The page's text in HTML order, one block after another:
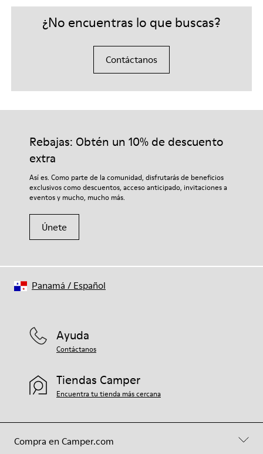
¿No encuentras lo que buscas?
Contáctanos
Rebajas: Obtén un 10% de descuento
extra
Así es. Como parte de la comunidad, disfrutarás de beneficios
exclusivos como descuentos, acceso anticipado, invitaciones a
eventos y mucho, mucho más.
Únete
Compra en Camper.com
Ayuda
Contáctanos
Tiendas Camper
Encuentra tu tienda más cercana
Panamá / Español